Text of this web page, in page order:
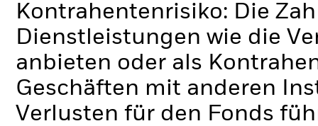
Kontrahentenrisiko: Die
Dienstleistungen wie die
anbieten oder als
Geschäften mit anderen
Verlusten für den Fonds